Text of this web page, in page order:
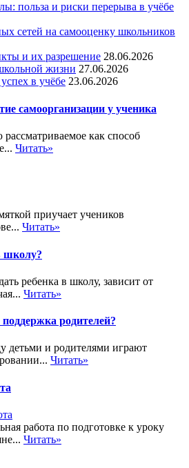
польза и риски перерыва в учёбе
сетей на самооценку школьников
и их разрешение 28.06.2026
жизни 27.06.2026
в учёбе 23.06.2026
самоорганизации у ученика
рассматриваемое как способ
Читать»
приучает учеников
Читать»
школу?
ребенка в школу, зависит от
Читать»
родителей?
детьми и родителями играют
Читать»
работа по подготовке к уроку
Читать»